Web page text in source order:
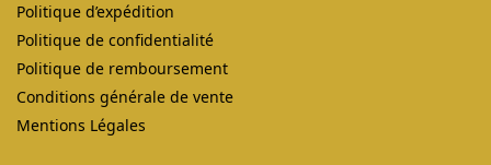
Politique d’expédition
Politique de confidentialité
Politique de remboursement
Conditions générale de vente
Mentions Légales